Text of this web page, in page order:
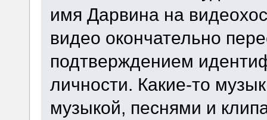
имя Дарвина на
видео окончательно
подтверждением
личности. Какие-то
музыкой, песнями и